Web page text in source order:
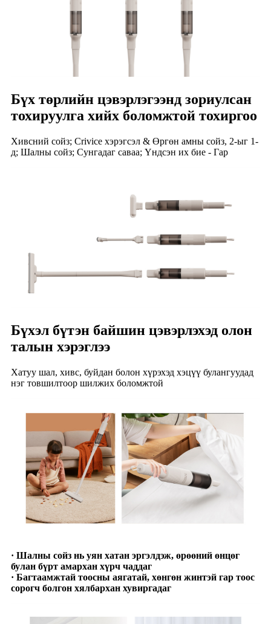
Бүх төрлийн цэвэрлэгээнд зориулсан
тохируулга хийх боломжтой тохиргоо
Хивсний сойз; Crivice хэрэгсэл & Өргөн амны сойз, 2-ыг 1-
д; Шалны сойз; Сунгадаг саваа; Үндсэн их бие - Гар
Бүхэл бүтэн байшин цэвэрлэхэд олон
талын хэрэглээ
Хатуу шал, хивс, буйдан болон хүрэхэд хэцүү булангуудад
нэг товшилтоор шилжих боломжтой
· Шалны сойз нь уян хатан эргэлдэж, өрөөний өнцөг
булан бүрт амархан хүрч чаддаг
· Багтаамжтай тоосны аягатай, хөнгөн жинтэй гар тоос
сорогч болгон хялбархан хувиргадаг